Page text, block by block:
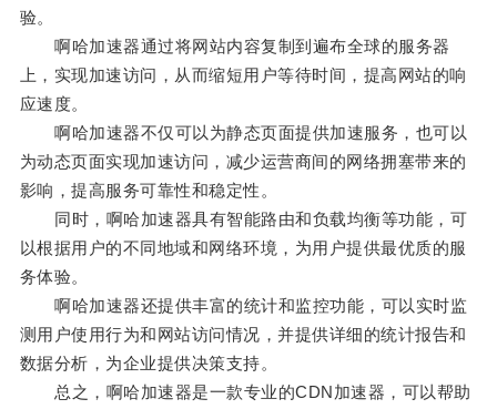
验。
啊哈加速器通过将网站内容复制到遍布全球的服务器
上，实现加速访问，从而缩短用户等待时间，提高网站的响
应速度。
啊哈加速器不仅可以为静态页面提供加速服务，也可以
为动态页面实现加速访问，减少运营商间的网络拥塞带来的
影响，提高服务可靠性和稳定性。
同时，啊哈加速器具有智能路由和负载均衡等功能，可
以根据用户的不同地域和网络环境，为用户提供最优质的服
务体验。
啊哈加速器还提供丰富的统计和监控功能，可以实时监
测用户使用行为和网站访问情况，并提供详细的统计报告和
数据分析，为企业提供决策支持。
总之，啊哈加速器是一款专业的CDN加速器，可以帮助